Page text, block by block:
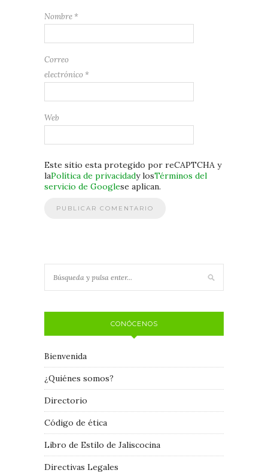
Nombre *
Correo
electrónico *
Web
Este sitio esta protegido por reCAPTCHA y
laPolítica de privacidady losTérminos del
servicio de Googlese aplican.
CONÓCENOS
Bienvenida
¿Quiénes somos?
Directorio
Código de ética
Libro de Estilo de Jaliscocina
Directivas Legales